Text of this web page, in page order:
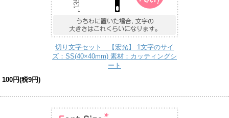
切り文字セット 【宏光】 1文字のサイ
ズ：SS(40×40mm) 素材：カッティングシ
ート
100円(税9円)